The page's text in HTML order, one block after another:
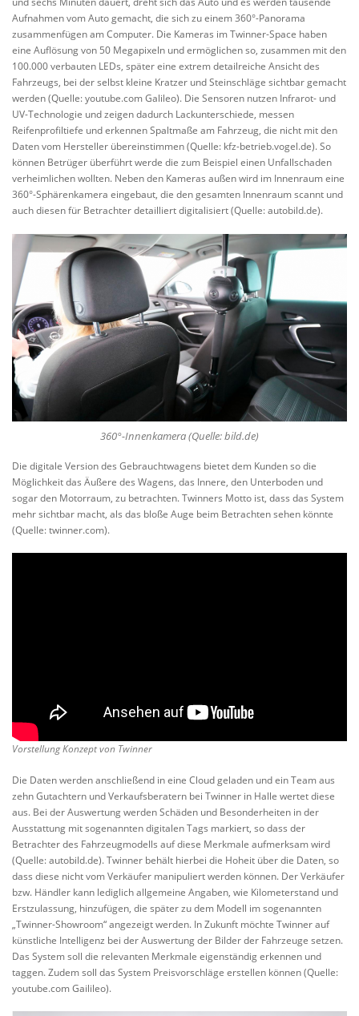
Aufnahmen vom Auto gemacht, die sich zu einem 360°-Panorama
zusammenfügen am Computer. Die Kameras im Twinner-Space haben
eine Auflösung von 50 Megapixeln und ermöglichen so, zusammen mit den
100.000 verbauten LEDs, später eine extrem detailreiche Ansicht des
Fahrzeugs, bei der selbst kleine Kratzer und Steinschläge sichtbar gemacht
werden (Quelle: youtube.com Galileo). Die Sensoren nutzen Infrarot- und
UV-Technologie und zeigen dadurch Lackunterschiede, messen
Reifenprofiltiefe und erkennen Spaltmaße am Fahrzeug, die nicht mit den
Daten vom Hersteller übereinstimmen (Quelle: kfz-betrieb.vogel.de). So
können Betrüger überführt werde die zum Beispiel einen Unfallschaden
verheimlichen wollten. Neben den Kameras außen wird im Innenraum eine
360°-Sphärenkamera eingebaut, die den gesamten Innenraum scannt und
auch diesen für Betrachter detailliert digitalisiert (Quelle: autobild.de).
360°-Innenkamera(Quelle: bild.de)
Die digitale Version des Gebrauchtwagens bietet dem Kunden so die
Möglichkeit das Äußere des Wagens, das Innere, den Unterboden und
sogar den Motorraum, zu betrachten. Twinners Motto ist, dass das System
mehr sichtbar macht, als das bloße Auge beim Betrachten sehen könnte
(Quelle: twinner.com).
Vorstellung Konzept von Twinner
Die Daten werden anschließend in eine Cloud geladen und ein Team aus
zehn Gutachtern und Verkaufsberatern bei Twinner in Halle wertet diese
aus. Bei der Auswertung werden Schäden und Besonderheiten in der
Ausstattung mit sogenannten digitalen Tags markiert, so dass der
Betrachter des Fahrzeugmodells auf diese Merkmale aufmerksam wird
(Quelle: autobild.de). Twinner behält hierbei die Hoheit über die Daten, so
dass diese nicht vom Verkäufer manipuliert werden können. Der Verkäufer
bzw. Händler kann lediglich allgemeine Angaben, wie Kilometerstand und
Erstzulassung, hinzufügen, die später zu dem Modell im sogenannten
„Twinner-Showroom“ angezeigt werden. In Zukunft möchte Twinner auf
künstliche Intelligenz bei der Auswertung der Bilder der Fahrzeuge setzen.
Das System soll die relevanten Merkmale eigenständig erkennen und
taggen. Zudem soll das System Preisvorschläge erstellen können (Quelle:
youtube.com Gailileo).